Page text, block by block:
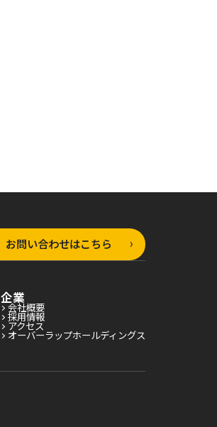
お問い合わせはこちら
企業
会社概要
採用情報
アクセス
オーバーラップホールディングス